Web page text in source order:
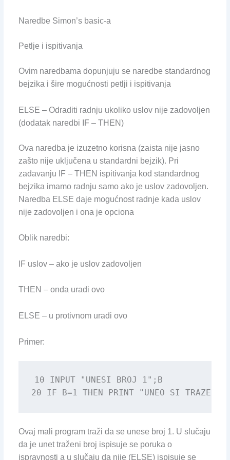
Naredbe Simon’s basic-a
Petlje i ispitivanja
Ovim naredbama dopunjuju se naredbe standardnog
bejzika i šire mogućnosti petlji i ispitivanja
ELSE – Odraditi radnju ukoliko uslov nije zadovoljen
(dodatak naredbi IF – THEN)
Ova naredba je izuzetno korisna (zaista nije jasno
zašto nije uključena u standardni bejzik). Pri
zadavanju IF – THEN ispitivanja kod standardnog
bejzika imamo radnju samo ako je uslov zadovoljen.
Naredba ELSE daje mogućnost radnje kada uslov
nije zadovoljen i ona je opciona
Oblik naredbi:
IF uslov – ako je uslov zadovoljen
THEN – onda uradi ovo
ELSE – u protivnom uradi ovo
Primer:
10 INPUT "UNESI BROJ 1";B
20 IF B=1 THEN PRINT "UNEO SI TRAZENI
Ovaj mali program traži da se unese broj 1. U slučaju
da je unet traženi broj ispisuje se poruka o
ispravnosti a u slučaju da nije (ELSE) ispisuje se